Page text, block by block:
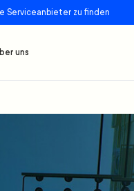
Serviceanbieter zu finden
uns